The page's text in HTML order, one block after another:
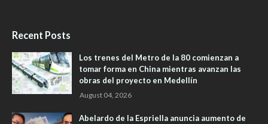
Recent Posts
Los trenes del Metro de la 80 comienzan a
tomar forma en China mientras avanzan las
obras del proyecto en Medellín
August 04, 2026
Abelardo de la Espriella anuncia aumento de